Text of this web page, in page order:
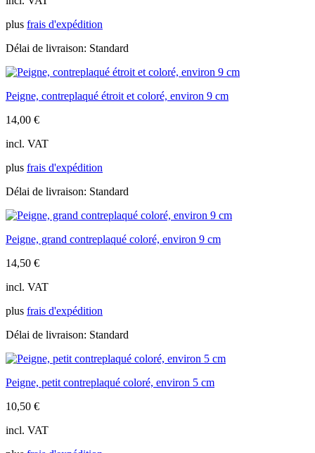
plus frais d'expédition
Délai de livraison: Standard
Peigne, contreplaqué étroit et coloré, environ 9 cm
14,00 €
incl. VAT
plus frais d'expédition
Délai de livraison: Standard
Peigne, grand contreplaqué coloré, environ 9 cm
14,50 €
incl. VAT
plus frais d'expédition
Délai de livraison: Standard
Peigne, petit contreplaqué coloré, environ 5 cm
10,50 €
incl. VAT